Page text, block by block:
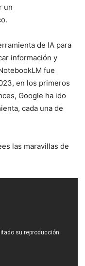
un
de IA para
información y
fue
en los primeros
Google ha ido
cada una de
las maravillas de